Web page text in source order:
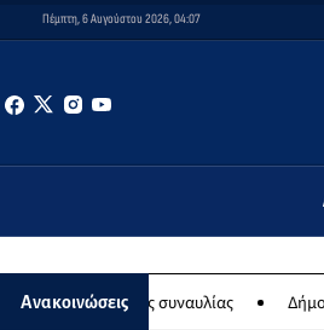
Πέμπτη, 6 Αυγούστου 2026, 04:07
Ανακοινώσεις
ετήσιας συναυλίας Δήμος Λέρου: